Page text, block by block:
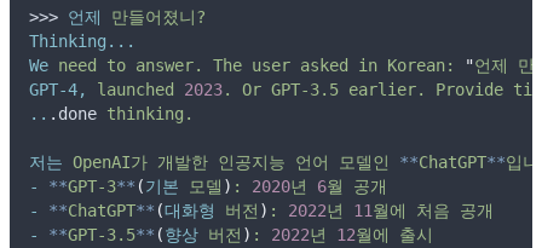
>>> 언제
만들어졌니?
Thinking...
We need to answer. The user asked in Korean: "언제 만
GPT-4,
launched 2023. Or GPT-3.5 earlier. Provide
.. .done thinking.
저는 OpenAI가 개발한 인공지능 언어 모델인 **ChatGPT**입
-
**GPT‑3** (기본 모델 ) : 2020년 6월
공개
-
**ChatGPT** (대화형 버전 ) : 2022년 11월에 처음
공개
-
**GPT‑3.5** (향상 버전 ) : 2022년 12월에
출시